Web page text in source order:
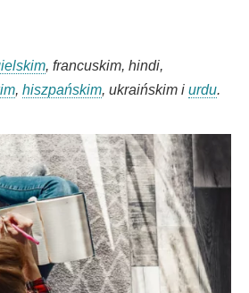
, francuskim, hindi,
, hiszpańskim, ukraińskim i urdu.